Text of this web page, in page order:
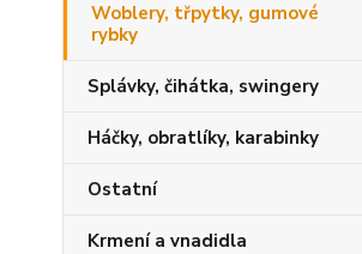
Woblery, třpytky, gumové
rybky
Splávky, čihátka, swingery
Háčky, obratlíky, karabinky
Ostatní
Krmení a vnadidla